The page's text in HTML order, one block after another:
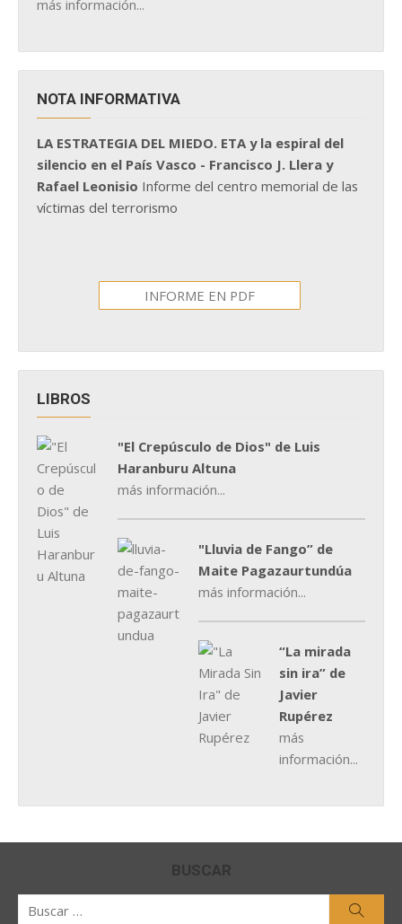
más información...
NOTA INFORMATIVA
LA ESTRATEGIA DEL MIEDO. ETA y la espiral del
silencio en el País Vasco - Francisco J. Llera y
Rafael Leonisio Informe del centro memorial de las
víctimas del terrorismo
INFORME EN PDF
LIBROS
"El Crepúsculo de Dios" de Luis
Haranburu Altuna
más información...
"Lluvia de Fango” de
Maite Pagazaurtundúa
más información...
“La mirada
sin ira” de
Javier
Rupérez
más
información...
BUSCAR